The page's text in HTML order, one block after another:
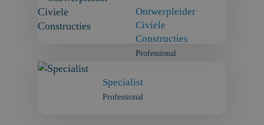
Ontwerpleider
Civiele
Constructies
Professional
Specialist
Professional